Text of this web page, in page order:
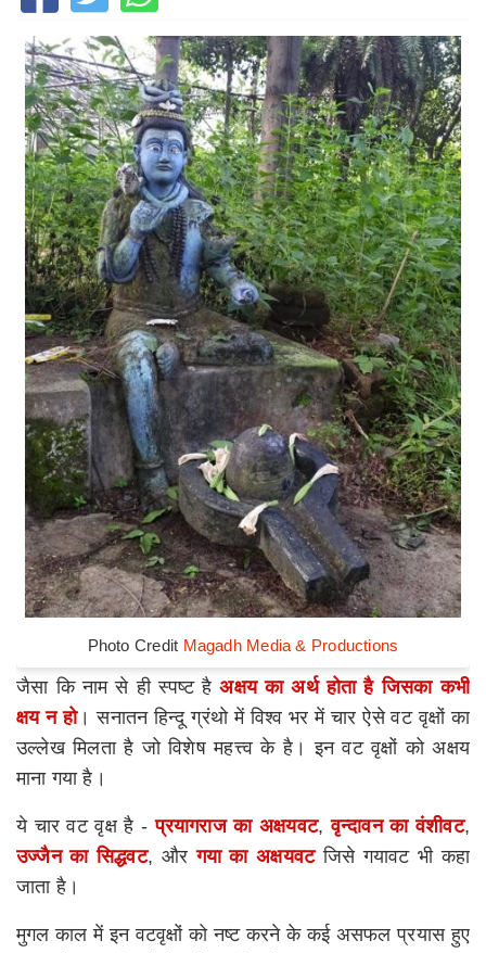
Photo Credit Magadh Media & Productions
जैसा कि नाम से ही स्पष्ट हैअक्षय का अर्थ होता है जिसका कभी
क्षय न हो। सनातन हिन्दू ग्रंथो में विश्व भर में चार ऐसे वट वृक्षों का
उल्लेख मिलता है जो विशेष महत्त्व के है। इन वट वृक्षों को अक्षय
माना गया है।
ये चार वट वृक्ष है -प्रयागराज का अक्षयवट,वृन्दावन का वंशीवट,
उज्जैन का सिद्धवट, औरगया का अक्षयवटजिसे गयावट भी कहा
जाता है।
मुगल काल में इन वटवृक्षों को नष्ट करने के कई असफल प्रयास हुए